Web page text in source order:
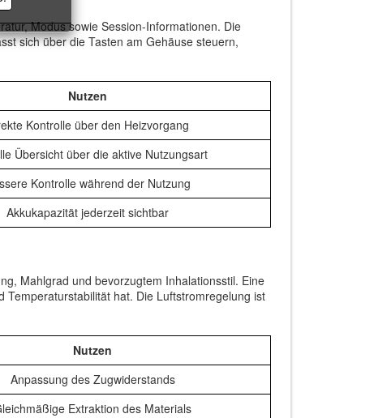
Modus sowie Session-Informationen. Die
sich über die Tasten am Gehäuse steuern,
Nutzen
Kontrolle über den Heizvorgang
Übersicht über die aktive Nutzungsart
Kontrolle während der Nutzung
Akkukapazität jederzeit sichtbar
Mahlgrad und bevorzugtem Inhalationsstil. Eine
Temperaturstabilität hat. Die Luftstromregelung ist
Nutzen
Anpassung des Zugwiderstands
Extraktion des Materials